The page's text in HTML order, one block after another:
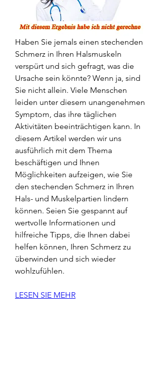
Haben Sie jemals einen stechenden
Schmerz in Ihren Halsmuskeln
verspürt und sich gefragt, was die
Ursache sein könnte? Wenn ja, sind
Sie nicht allein. Viele Menschen
leiden unter diesem unangenehmen
Symptom, das ihre täglichen
Aktivitäten beeinträchtigen kann. In
diesem Artikel werden wir uns
ausführlich mit dem Thema
beschäftigen und Ihnen
Möglichkeiten aufzeigen, wie Sie
den stechenden Schmerz in Ihren
Hals- und Muskelpartien lindern
können. Seien Sie gespannt auf
wertvolle Informationen und
hilfreiche Tipps, die Ihnen dabei
helfen können, Ihren Schmerz zu
überwinden und sich wieder
wohlzufühlen.
LESEN SIE MEHR